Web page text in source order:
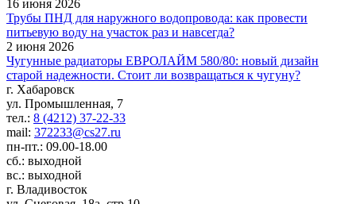
16 июня 2026
Трубы ПНД для наружного водопровода: как провести
питьевую воду на участок раз и навсегда?
2 июня 2026
Чугунные радиаторы ЕВРОЛАЙМ 580/80: новый дизайн
старой надежности. Стоит ли возвращаться к чугуну?
г. Хабаровск
ул. Промышленная, 7
тел.: 8 (4212) 37-22-33
mail: 372233@cs27.ru
пн-пт.: 09.00-18.00
сб.: выходной
вс.: выходной
г. Владивосток